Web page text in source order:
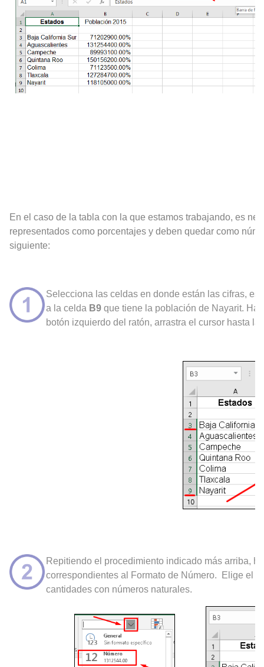
En el caso de la tabla con la que estamos trabajando, es
representados como porcentajes y deben quedar como
siguiente:
Selecciona las celdas en donde están las cifras, es
a la celda B9 que tiene la población de Nayarit.
botón izquierdo del ratón, arrastra el cursor hasta
Repitiendo el procedimiento indicado más arriba,
correspondientes al Formato de Número. Elige el
cantidades con números naturales.